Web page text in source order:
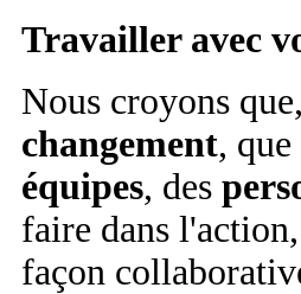
Travailler avec
Nous croyons
changement,
équipes, des
faire dans
façon